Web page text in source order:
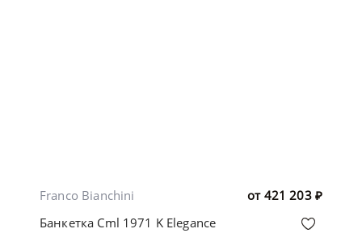
от 421 203 ₽
Franco Bianchini
Банкетка Cml 1971 K Elegance